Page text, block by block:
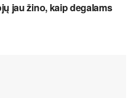
jau žino, kaip degalams